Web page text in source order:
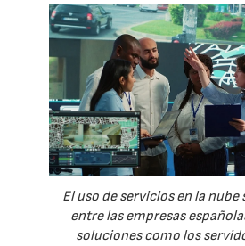
El uso de servicios en la
entre las empresas
soluciones como los